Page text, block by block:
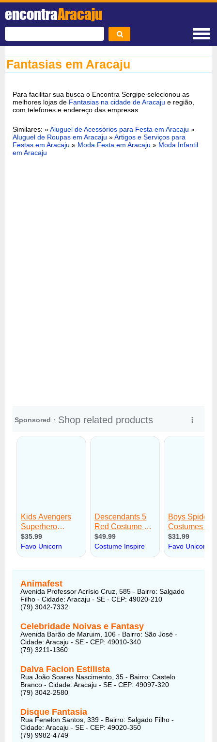
encontraAracaju
Fantasias em Aracaju
Para facilitar sua busca o Encontra Sergipe selecionou as
melhores lojas de Fantasias na cidade de Aracaju e região,
com telefones e endereço das empresas.
Similares: »Aluguel de Acessórios para Festa em Aracaju »
Aluguel de Roupas em Aracaju »Artigos e Serviços para
Festas em Aracaju » Moda Festa em Aracaju » Moda Infantil
em Aracaju
Animafest
Avenida Professor Acrísio Cruz, 585 - Bairro: Salgado
Filho - Cidade: Aracaju - SE - CEP: 49020-210
(79) 3042-7332
Celebridade Noivas e Fantasy
Avenida Barão de Maruim, 106 - Bairro: São José -
Cidade: Aracaju - SE - CEP: 49010-340
(79) 3211-1360
Dalva Facion Estilista
Rua João Soares Nascimento, 35 - Bairro: Castelo
Branco - Cidade: Aracaju - SE - CEP: 49097-320
(79) 3042-2580
Disque Fantasia
Rua Fenelon Santos, 339 - Bairro: Salgado Filho -
Cidade: Aracaju - SE - CEP: 49020-350
(79) 9982-4749